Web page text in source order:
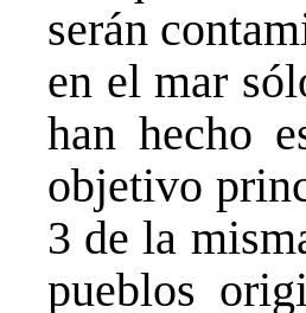
serán
en el mar
han hecho
objetivo
3 de la
pueblos